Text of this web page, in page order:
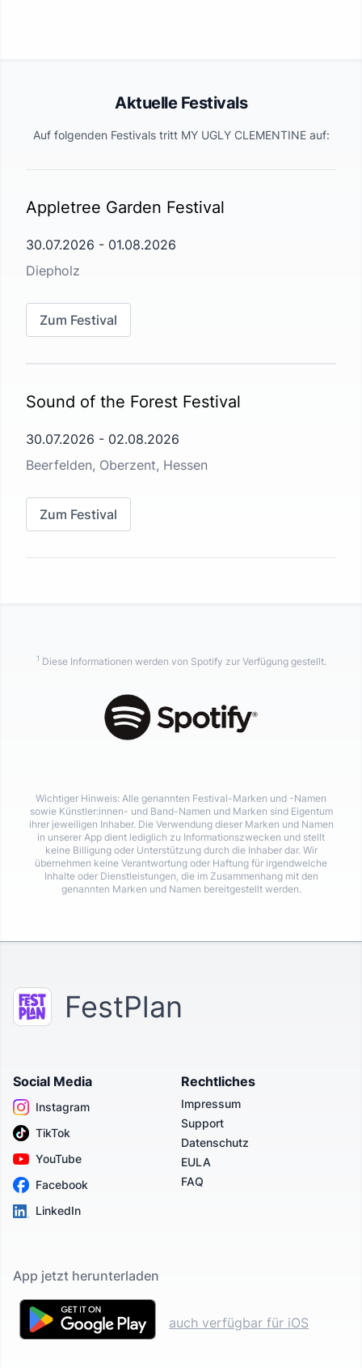
Aktuelle Festivals
Auf folgenden Festivals tritt MY UGLY CLEMENTINEauf:
Appletree Garden Festival
30.07.2026 - 01.08.2026
Diepholz
Zum Festival
Sound of the Forest Festival
30.07.2026 - 02.08.2026
Beerfelden, Oberzent, Hessen
Zum Festival
1 Diese Informationen werden von Spotify zur Verfügung gestellt.
Wichtiger Hinweis: Alle genannten Festival-Marken und -Namen
sowie Künstler:innen- und Band-Namen und Marken sind Eigentum
ihrer jeweiligen Inhaber. Die Verwendung dieser Marken und Namen
in unserer App dient lediglich zu Informationszwecken und stellt
keine Billigung oder Unterstützung durch die Inhaber dar. Wir
übernehmen keine Verantwortung oder Haftung für irgendwelche
Inhalte oder Dienstleistungen, die im Zusammenhang mit den
genannten Marken und Namen bereitgestellt werden.
FestPlan
Social Media
Instagram
TikTok
YouTube
Facebook
LinkedIn
Rechtliches
Impressum
Support
Datenschutz
EULA
FAQ
App jetzt herunterladen
auch verfügbar für iOS